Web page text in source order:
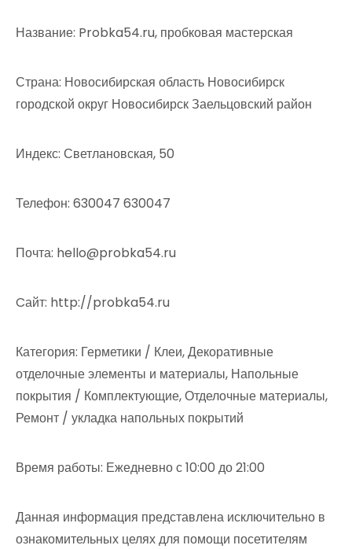
Название: Probka54.ru, пробковая мастерская
Страна: Новосибирская область Новосибирск
городской округ Новосибирск Заельцовский район
Индекс: Светлановская, 50
Телефон: 630047 630047
Почта: hello@probka54.ru
Cайт: http://probka54.ru
Категория: Герметики / Клеи, Декоративные
отделочные элементы и материалы, Напольные
покрытия / Комплектующие, Отделочные материалы,
Ремонт / укладка напольных покрытий
Время работы: Ежедневно с 10:00 до 21:00
Данная информация представлена исключительно в
ознакомительных целях для помощи посетителям